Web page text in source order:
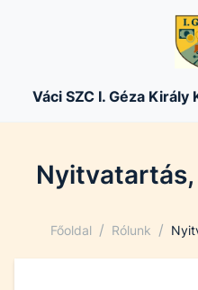
Váci SZC I. Géza
Főoldal / Rólunk /